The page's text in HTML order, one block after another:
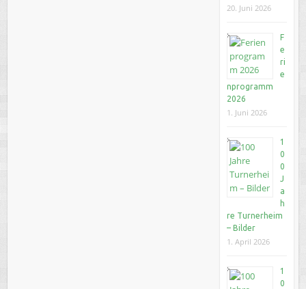
20. Juni 2026
F
e
ri
e
nprogramm
2026
1. Juni 2026
1
0
0
J
a
h
re Turnerheim
– Bilder
1. April 2026
1
0